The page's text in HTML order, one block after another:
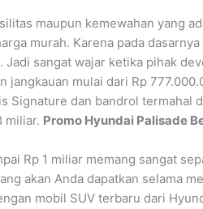
maupun kemewahan yang
murah. Karena pada dasarnya
sangat wajar ketika pihak
jangkauan mulai dari Rp
Signature dan bandrol termahal
miliar. Promo Hyundai Palisade
Rp 1 miliar memang sangat
akan Anda dapatkan selama
mobil SUV terbaru dari